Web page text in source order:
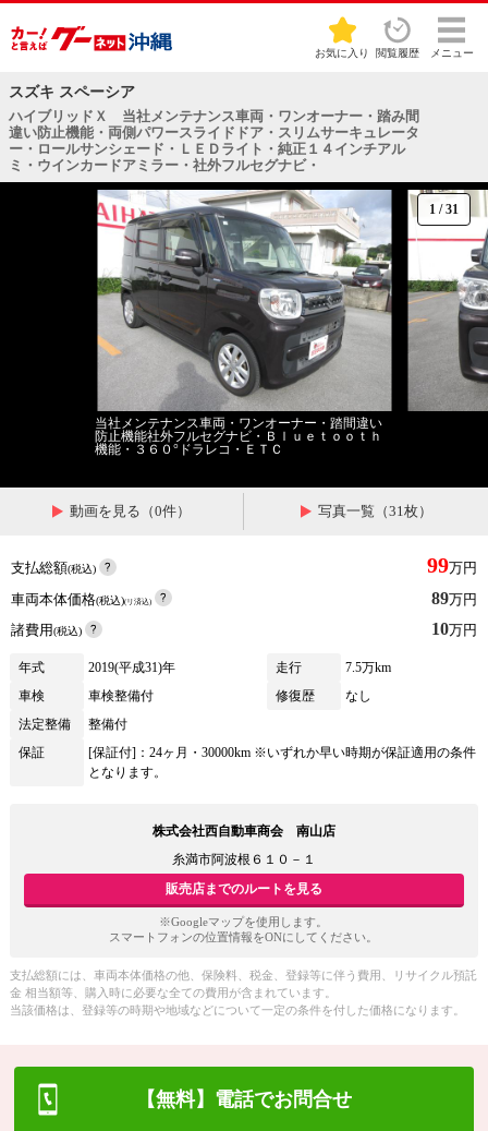
お気に入り 閲覧履歴 メニュー
スズキ スペーシア
ハイブリッドＸ 当社メンテナンス車両・ワンオーナー・踏み間
違い防止機能・両側パワースライドドア・スリムサーキュレータ
ー・ロールサンシェード・ＬＥＤライト・純正１４インチアル
ミ・ウインカードアミラー・社外フルセグナビ・
1 /31
当社メンテナンス車両・ワンオーナー・踏間違い
防止機能社外フルセグナビ・Ｂｌｕｅｔｏｏｔｈ
機能・３６０°ドラレコ・ＥＴＣ
動画を見る（0件） 写真一覧（31枚）
支払総額(税込) 99万円
車両本体価格(税込)(リ済込) 89万円
諸費用(税込) 10万円
年式 2019(平成31)年 走行
7.5万km
車検
車検整備付 修復歴
なし
法定整備
整備付
保証
[保証付]：24ヶ月・30000km ※いずれか早い時期が保証適用の条件
となります。
株式会社西自動車商会 南山店
糸満市阿波根６１０－１
販売店までのルートを見る
※Googleマップを使用します。
スマートフォンの位置情報をONにしてください。
支払総額には、車両本体価格の他、保険料、税金、登録等に伴う費用、リサイクル預託
金 相当額等、購入時に必要な全ての費用が含まれています。
当該価格は、登録等の時期や地域などについて一定の条件を付した価格になります。
【無料】電話でお問合せ